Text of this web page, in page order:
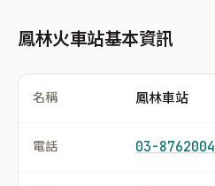
鳳林火車站基本資訊
名稱 鳳林車站
電話 03-8762004